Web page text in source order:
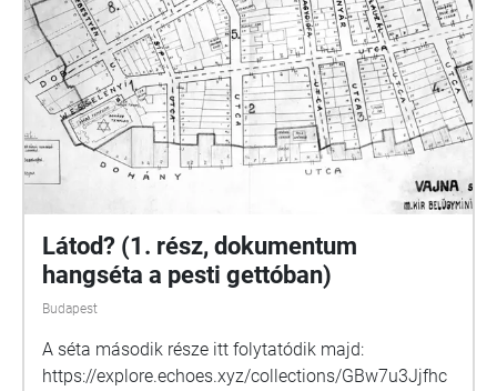
Látod? (1. rész, dokumentum
hangséta a pesti gettóban)
Budapest
A séta második része itt folytatódik majd:
https://explore.echoes.xyz/collections/GBw7u3Jjfhc